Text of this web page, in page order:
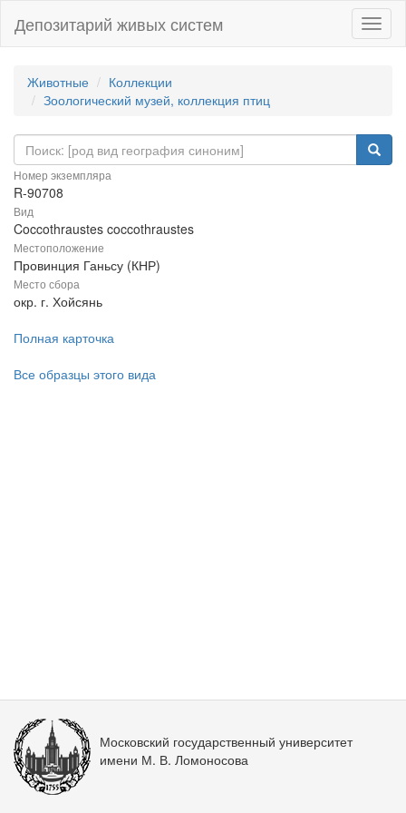
Депозитарий живых систем
Животные
Коллекции
Зоологический музей, коллекция птиц
Номер экземпляра
R-90708
Вид
Coccothraustes coccothraustes
Местоположение
Провинция Ганьсу (КНР)
Место сбора
окр. г. Хойсянь
Полная карточка
Все образцы этого вида
Московский государственный университет
имени М. В. Ломоносова